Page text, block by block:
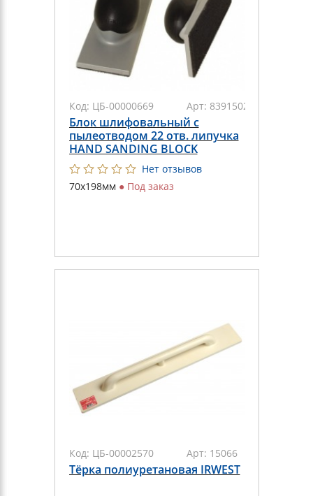
Код: ЦБ-00000669 Арт: 8391502011
Блок шлифовальный с
пылеотводом 22 отв. липучка
HAND SANDING BLOCK
Нет отзывов
70х198мм ● Под заказ
Код: ЦБ-00002570 Арт: 15066
Тёрка полиуретановая IRWEST